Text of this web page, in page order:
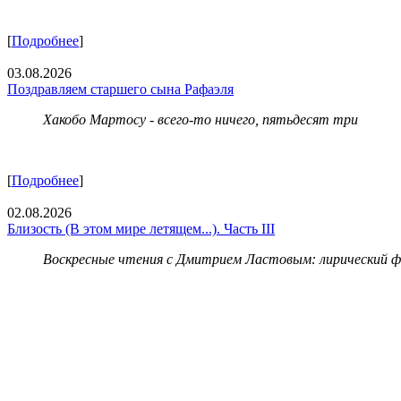
[Подробнее]
03.08.2026
Поздравляем старшего сына Рафаэля
Хакобо Мартосу - всего-то ничего, пятьдесят три
[Подробнее]
02.08.2026
Близость (В этом мире летящем...). Часть III
Воскресные чтения с Дмитрием Ластовым: лирический